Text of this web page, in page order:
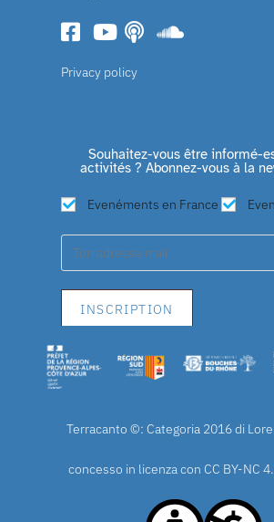
Privacy policy
Souhaitez-vous être informé-
activités ? Abonnez-vous à la
Evenéments en France
Terracanto ©: Categoria 2016 di
concesso in licenza con CC BY-NC